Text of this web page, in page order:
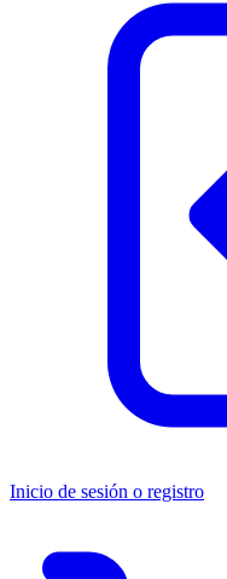
Inicio de sesión o registro